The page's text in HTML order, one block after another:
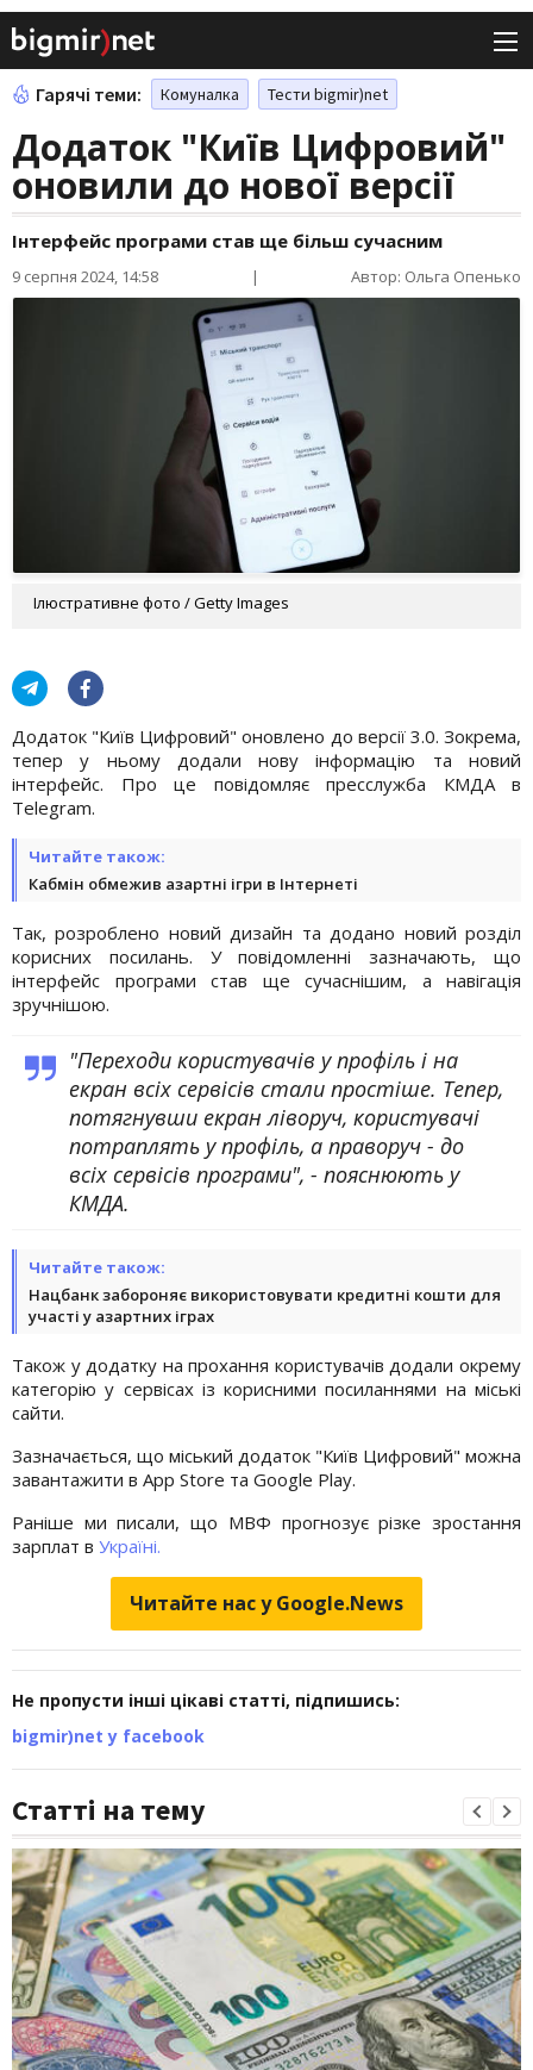
Гарячі теми: Комуналка Тести bigmir)net
Додаток "Київ Цифровий"
оновили до нової версії
Інтерфейс програми став ще більш сучасним
9 серпня 2024, 14:58 | Автор: Ольга Опенько
Ілюстративне фото / Getty Images
Додаток "Київ Цифровий" оновлено до версії 3.0. Зокрема,
тепер у ньому додали нову інформацію та новий
інтерфейс. Про це повідомляє пресслужба КМДА в
Telegram.
Читайте також:
Кабмін обмежив азартні ігри в Інтернеті
Так, розроблено новий дизайн та додано новий розділ
корисних посилань. У повідомленні зазначають, що
інтерфейс програми став ще сучаснішим, а навігація
зручнішою.
"Переходи користувачів у профіль і на
екран всіх сервісів стали простіше. Тепер,
потягнувши екран ліворуч, користувачі
потраплять у профіль, а праворуч - до
всіх сервісів програми", - пояснюють у
КМДА.
Читайте також:
Нацбанк забороняє використовувати кредитні кошти для
участі у азартних іграх
Також у додатку на прохання користувачів додали окрему
категорію у сервісах із корисними посиланнями на міські
сайти.
Зазначається, що міський додаток "Київ Цифровий" можна
завантажити в App Store та Google Play.
Раніше ми писали, що МВФ прогнозує різке зростання
зарплат в Україні.
Читайте нас у Google.News
Не пропусти інші цікаві статті, підпишись:
bigmir)net у facebook
Статті на тему